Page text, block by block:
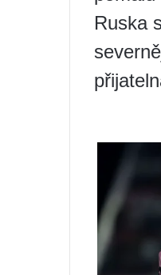
Ruska